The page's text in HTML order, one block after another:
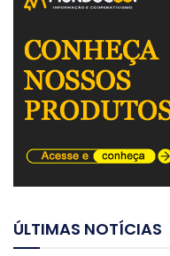
ÚLTIMAS NOTÍCIAS